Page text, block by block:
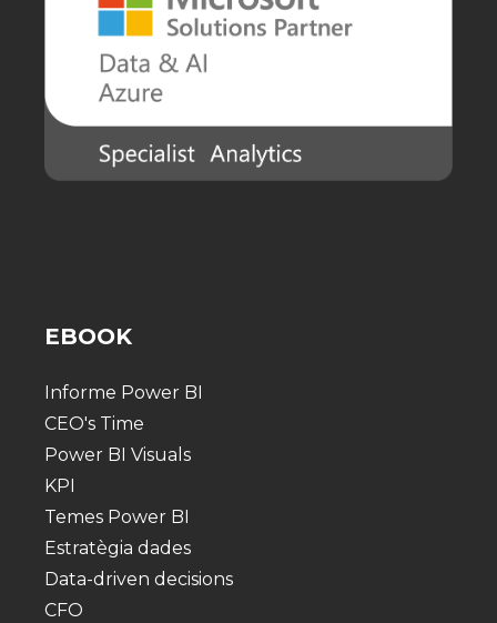
EBOOK
Informe Power BI
CEO's Time
Power BI Visuals
KPI
Temes Power BI
Estratègia dades
Data-driven decisions
CFO